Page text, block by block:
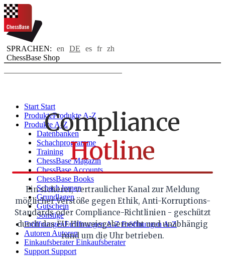
SPRACHEN: en DE es fr zh
ChessBase Shop
Start Start
ProdukteProdukte A-Z
Produkte A-Z
Datenbanken
Schachprogramme
Training
ChessBase Magazin
ChessBase Accounts
ChessBase Books
Schach lernen
Grundlagen
Gutschein
Sonstige
EröffnungenEröffnungen A-ZEröffnungen A-Z
Autoren Autoren
EinkaufsberaterEinkaufsberater
Support Support
Compliance
Hotline
Ein sicherer, vertraulicher Kanal zur Meldung
möglicher Verstöße gegen Ethik, Anti-Korruptions-
Standards oder Compliance-Richtlinien - geschützt
durch das EU-Hinweisgeberrecht und unabhängig
rund um die Uhr betrieben.